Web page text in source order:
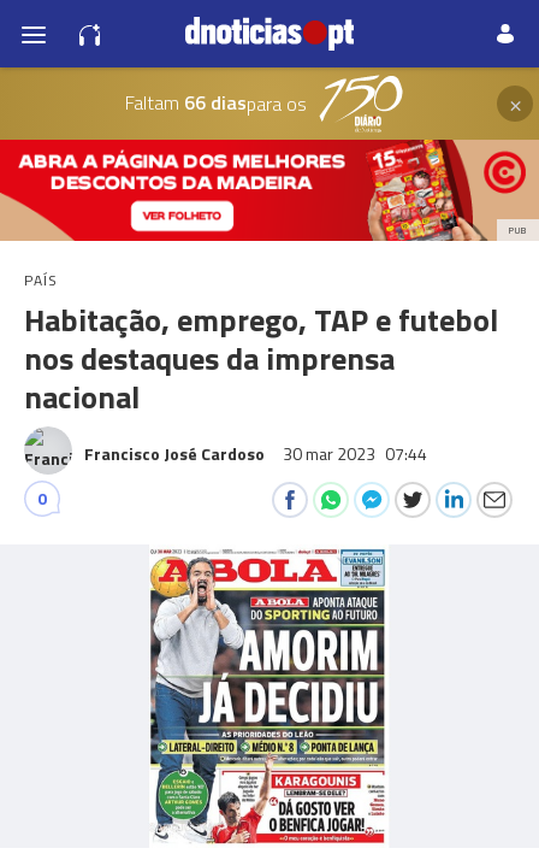
Faltam 66 diaspara os ×
PUB
PAÍS
Habitação, emprego, TAP e futebol
nos destaques da imprensa
nacional
Francisco José Cardoso 30 mar 2023 07:44
0